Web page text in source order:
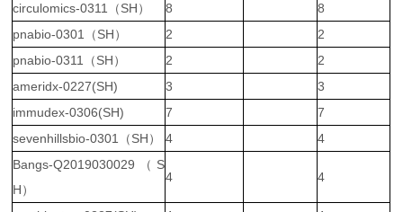
circulomics-0311（SH） 8
8
pnabio-0301（SH）
2
2
pnabio-0311（SH）
2
2
ameridx-0227(SH)
3
3
immudex-0306(SH)
7
7
sevenhillsbio-0301（SH）
4
4
Bangs-Q2019030029（S
H）
4 4